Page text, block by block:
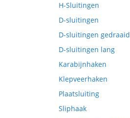
H-Sluitingen
D-sluitingen
D-sluitingen gedraaid
D-sluitingen lang
Karabijnhaken
Klepveerhaken
Plaatsluiting
Sliphaak